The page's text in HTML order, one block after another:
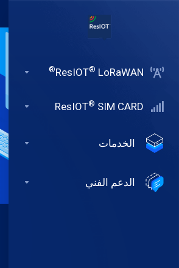
ResIOT® LoRaWAN
®
ResIOT® SIM CARD
الخدمات
الدعم الفني